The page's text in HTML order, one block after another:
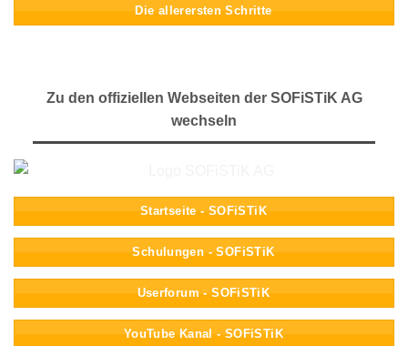
Die allerersten Schritte
Zu den offiziellen Webseiten der SOFiSTiK AG
wechseln
Startseite - SOFiSTiK
Schulungen - SOFiSTiK
Userforum - SOFiSTiK
YouTube Kanal - SOFiSTiK